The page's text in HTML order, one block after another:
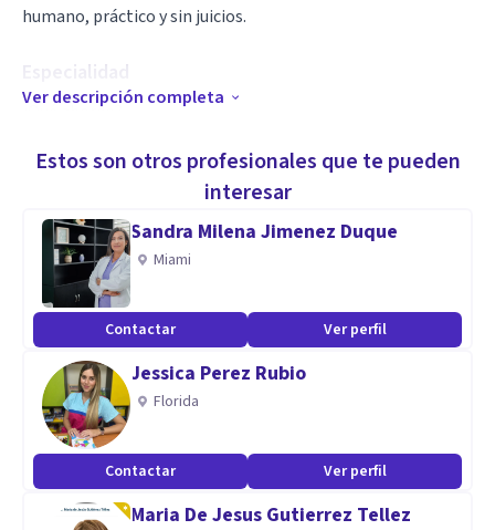
humano, práctico y sin juicios.
Especialidad
¿Qué abordo?
• Relaciones de pareja y vínculos afectivos
• Terapia individual, de pareja y familiar
Terapia 100% personalizada, con herramientas que
transforman tu día a día.
Primera consulta: espacio seguro para hablar y empezar a
sanar.
La salud mental también es autocuidado. Estoy aquí para
acompañarte.
Ver descripción completa
Estos son otros profesionales que te pueden
interesar
Sandra Milena Jimenez Duque
Miami
Contactar Ver perfil
Jessica Perez Rubio
Florida
Contactar Ver perfil
Maria De Jesus Gutierrez Tellez